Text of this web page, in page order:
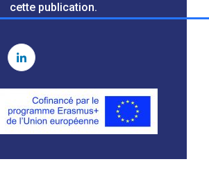
cette publication.